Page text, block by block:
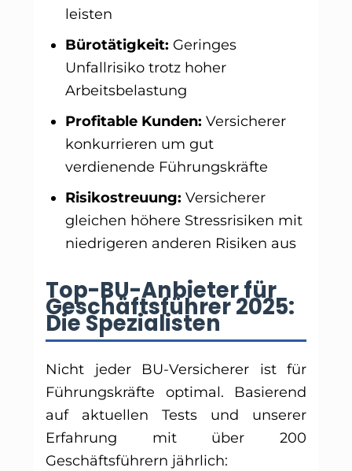
leisten
Bürotätigkeit: Geringes
Unfallrisiko trotz hoher
Arbeitsbelastung
Profitable Kunden: Versicherer
konkurrieren um gut
verdienende Führungskräfte
Risikostreuung: Versicherer
gleichen höhere Stressrisiken mit
niedrigeren anderen Risiken aus
Top-BU-Anbieter für
Geschäftsführer 2025:
Die Spezialisten
Nicht jeder BU-Versicherer ist für
Führungskräfte optimal. Basierend
auf aktuellen Tests und unserer
Erfahrung mit über 200
Geschäftsführern jährlich: